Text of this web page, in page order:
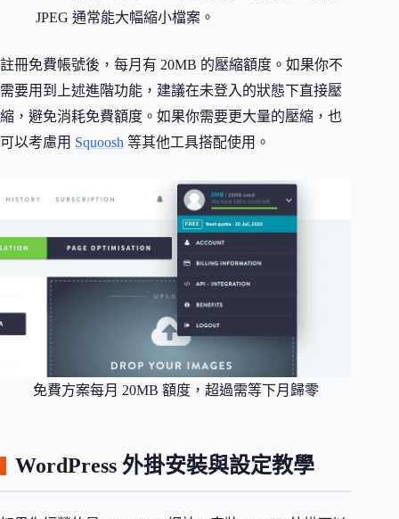
JPEG 通常能大幅縮小檔案。
註冊免費帳號後，每月有 20MB 的壓縮額度。如果你不
需要用到上述進階功能，建議在未登入的狀態下直接壓
縮，避免消耗免費額度。如果你需要更大量的壓縮，也
可以考慮用 Squoosh 等其他工具搭配使用。
免費方案每月 20MB 額度，超過需等下月歸零
WordPress 外掛安裝與設定教學